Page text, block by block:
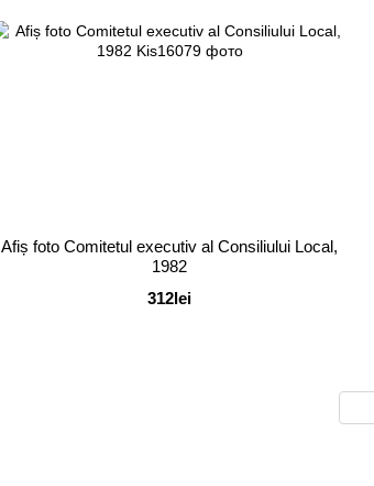
Afiș foto Comitetul executiv al Consiliului Local,
1982
312lei